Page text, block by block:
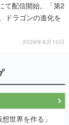
て配信開始。「第2
ドラゴンの進化を
2026年8月10日
世界を作る」